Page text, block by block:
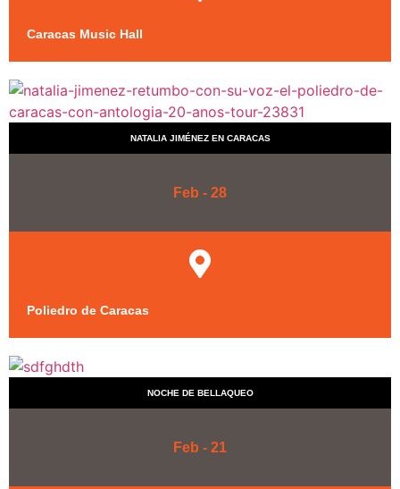
Caracas Music Hall
NATALIA JIMÉNEZ EN CARACAS
Feb - 28
Poliedro de Caracas
NOCHE DE BELLAQUEO
Feb - 21